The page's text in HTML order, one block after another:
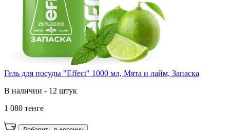
Гель для посуды "Effect" 1000 мл, Мята и лайм, Запаска
В наличии - 12 штук
1 080 тенге